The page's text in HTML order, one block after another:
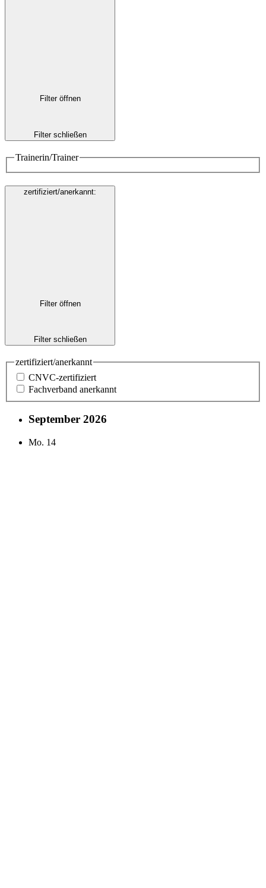
Filter öffnen
Filter schließen
Trainerin/Trainer
zertifiziert/anerkannt:
Filter öffnen
Filter schließen
zertifiziert/anerkannt
CNVC-zertifiziert
Fachverband anerkannt
September 2026
Mo. 14